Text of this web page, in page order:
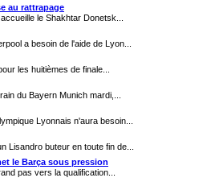
au rattrapage
le Shakhtar Donetsk...
a besoin de l'aide de Lyon...
les huitièmes de finale...
du Bayern Munich mardi,...
Lyonnais n'aura besoin...
Lisandro buteur en toute fin de...
le Barça sous pression
pas vers la qualification...